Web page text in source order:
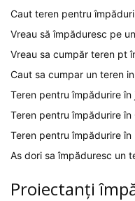
Caut teren pentru
Vreau să împăduresc pe
Vreau sa cumpăr teren pt
Caut sa cumpar un teren
Teren pentru împădurire
Teren pentru împădurire în
Teren pentru împădurire
As dori sa împăduresc un
Proiectanți